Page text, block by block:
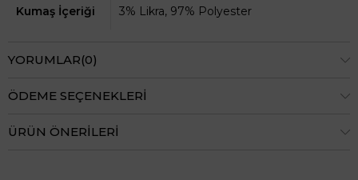
Kumaş İçeriği 3% Likra, 97% Polyester
YORUMLAR(0)
ÖDEME SEÇENEKLERI
ÜRÜN ÖNERILERI